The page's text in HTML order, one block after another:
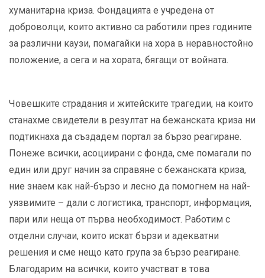
хуманитарна криза. Фондацията е учредена от
доброволци, които активно са работили през годините
за различни каузи, помагайки на хора в неравностойно
положение, а сега и на хората, бягащи от войната.
Човешките страдания и житейските трагедии, на които
станахме свидетели в резултат на бежанската криза ни
подтикнаха да създадем портал за бързо реагиране.
Понеже всички, асоциирани с фонда, сме помагали по
един или друг начин за справяне с бежанската криза,
ние знаем как най-бързо и лесно да помогнем на най-
уязвимите – дали с логистика, транспорт, информация,
пари или неща от първа необходимост. Работим с
отделни случаи, които искат бързи и адекватни
решения и сме нещо като група за бързо реагиране.
Благодарим на всички, които участват в това